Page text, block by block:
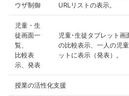
ウザ制御
URLリストの表示。
児童・生
徒画面一
覧、
比較表
示、発表
児童･生徒タブレット
の比較表示、一人の児
ットに表示（発表）。
授業の活性化支援